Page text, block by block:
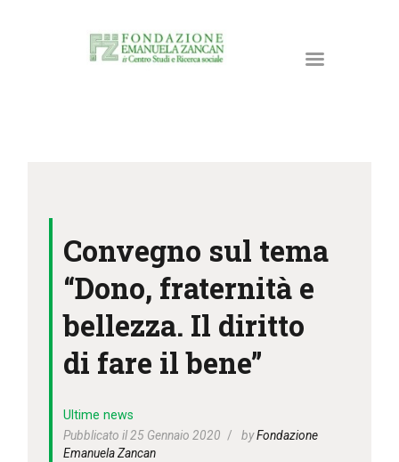
ATTIVITÀ E PROGETTI
PUBBLICAZIONI
RISORSE
NEWS
DONA ORA
IL MIO ACCOUNT
CARRELLO
Convegno sul tema
“Dono, fraternità e
bellezza. Il diritto
di fare il bene”
Ultime news
Pubblicato il 25 Gennaio 2020
byFondazione
Emanuela Zancan